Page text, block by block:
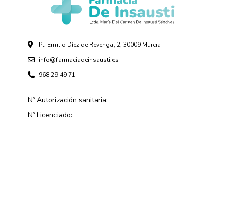
Pl. Emilio Díez de Revenga, 2, 30009 Murcia
info@farmaciadeinsausti.es
968 29 49 71
Nº Autorización sanitaria:
Nº Licenciado: